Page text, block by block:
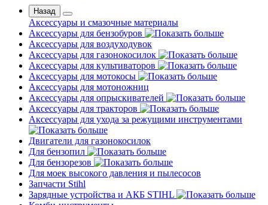
Назад
Аксессуары и смазочные материалы
Аксессуары для бензобуров
Аксессуары для воздуходувок
Аксессуары для газонокосилок
Аксессуары для культиваторов
Аксессуары для мотокосы
Аксессуары для мотоножниц
Аксессуары для опрыскивателей
Аксессуары для тракторов
Аксессуары для ухода за режущими инструментами
Двигатели для газонокосилок
Для бензопил
Для бензорезов
Для моек высокого давления и пылесосов
Запчасти Stihl
Зарядные устройства и АКБ STIHL